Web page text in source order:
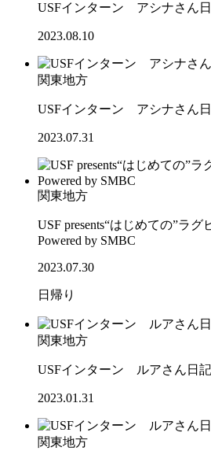
USFインターン アシナさん
2023.08.10
関東地方
USFインターン アシナさん
2023.07.31
関東地方
USF presents“はじめての”ラ
Powered by SMBC
2023.07.30
日帰り
関東地方
USFインターン ルアさん日
2023.01.31
関東地方